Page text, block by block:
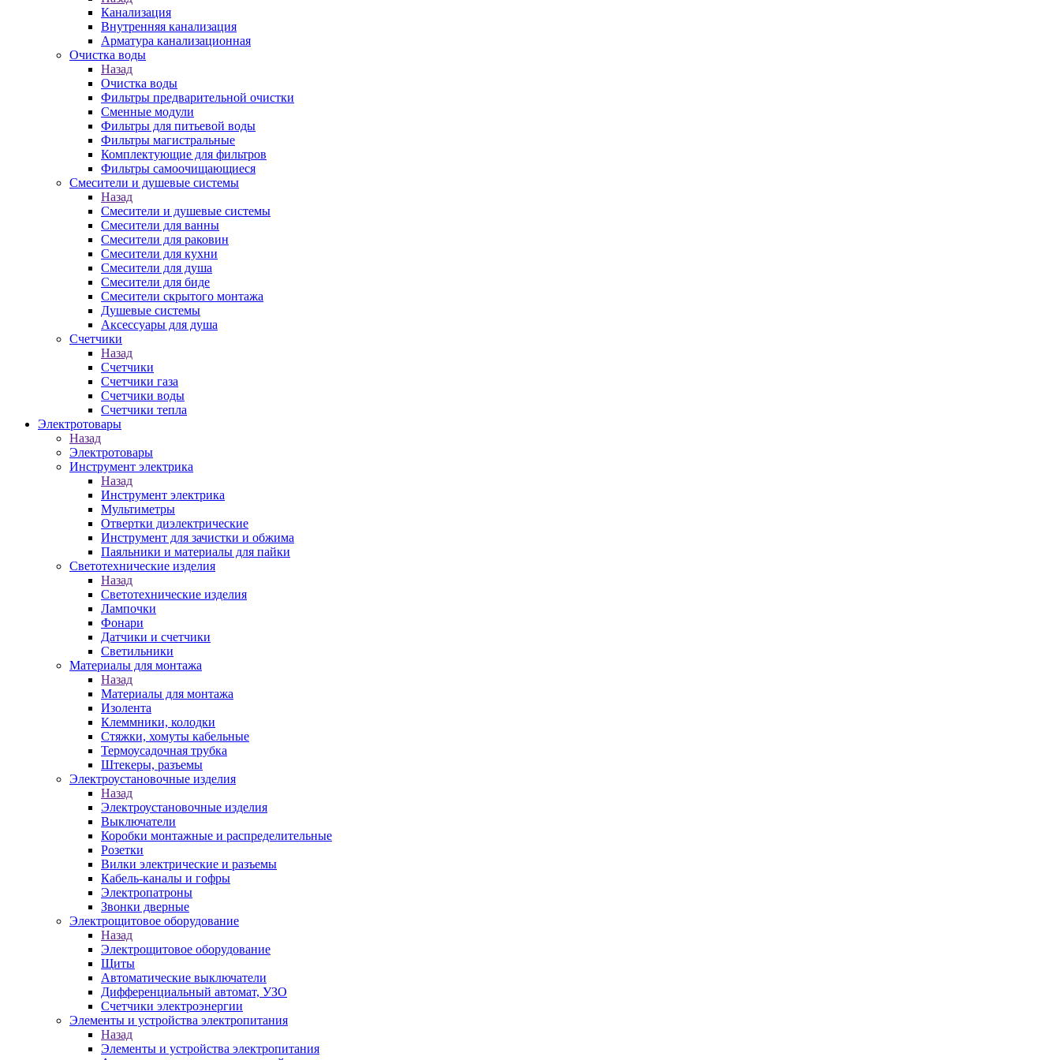
Канализация
Внутренняя канализация
Арматура канализационная
Очистка воды
Назад
Очистка воды
Фильтры предварительной очистки
Сменные модули
Фильтры для питьевой воды
Фильтры магистральные
Комплектующие для фильтров
Фильтры самоочищающиеся
Смесители и душевые системы
Назад
Смесители и душевые системы
Смесители для ванны
Смесители для раковин
Смесители для кухни
Смесители для душа
Смесители для биде
Смесители скрытого монтажа
Душевые системы
Аксессуары для душа
Счетчики
Назад
Счетчики
Счетчики газа
Счетчики воды
Счетчики тепла
Электротовары
Назад
Электротовары
Инструмент электрика
Назад
Инструмент электрика
Мультиметры
Отвертки диэлектрические
Инструмент для зачистки и обжима
Паяльники и материалы для пайки
Светотехнические изделия
Назад
Светотехнические изделия
Лампочки
Фонари
Датчики и счетчики
Светильники
Материалы для монтажа
Назад
Материалы для монтажа
Изолента
Клеммники, колодки
Стяжки, хомуты кабельные
Термоусадочная трубка
Штекеры, разъемы
Электроустановочные изделия
Назад
Электроустановочные изделия
Выключатели
Коробки монтажные и распределительные
Розетки
Вилки электрические и разъемы
Кабель-каналы и гофры
Электропатроны
Звонки дверные
Электрощитовое оборудование
Назад
Электрощитовое оборудование
Щиты
Автоматические выключатели
Дифференциальный автомат, УЗО
Счетчики электроэнергии
Элементы и устройства электропитания
Назад
Элементы и устройства электропитания